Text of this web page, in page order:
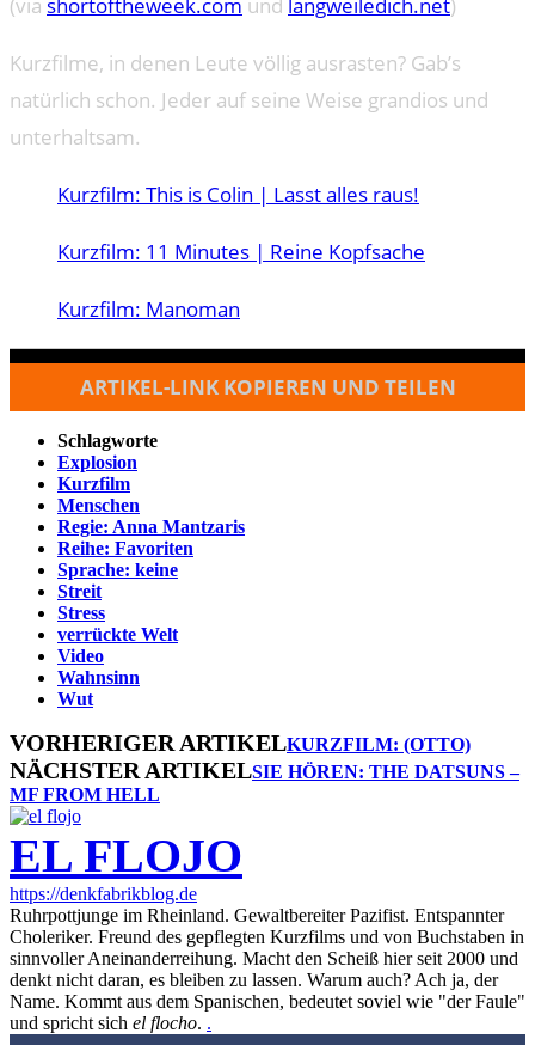
Kurzfilme, in denen Leute völlig ausrasten? Gab’s
natürlich schon. Jeder auf seine Weise grandios und
unterhaltsam.
Kurzfilm: This is Colin | Lasst alles raus!
Kurzfilm: 11 Minutes | Reine Kopfsache
Kurzfilm: Manoman
ARTIKEL-LINK KOPIEREN UND TEILEN
Schlagworte
Explosion
Kurzfilm
Menschen
Regie: Anna Mantzaris
Reihe: Favoriten
Sprache: keine
Streit
Stress
verrückte Welt
Video
Wahnsinn
Wut
VORHERIGER ARTIKELKURZFILM: (OTTO)
NÄCHSTER ARTIKELSIE HÖREN: THE DATSUNS –
MF FROM HELL
EL FLOJO
https://denkfabrikblog.de
Ruhrpottjunge im Rheinland. Gewaltbereiter Pazifist. Entspannter
Choleriker. Freund des gepflegten Kurzfilms und von Buchstaben in
sinnvoller Aneinanderreihung. Macht den Scheiß hier seit 2000 und
denkt nicht daran, es bleiben zu lassen. Warum auch? Ach ja, der
Name. Kommt aus dem Spanischen, bedeutet soviel wie "der Faule"
und spricht sich el flocho. .